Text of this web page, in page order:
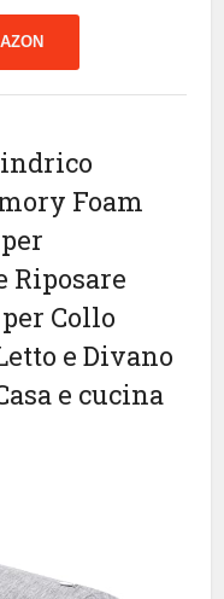
Foam
Riposare
Collo
e Divano
e cucina